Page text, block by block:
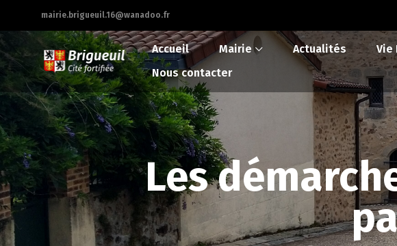
mairie.brigueuil.16@wanadoo.fr
Accueil Mairie Actualités Vie
Nous contacter
Les